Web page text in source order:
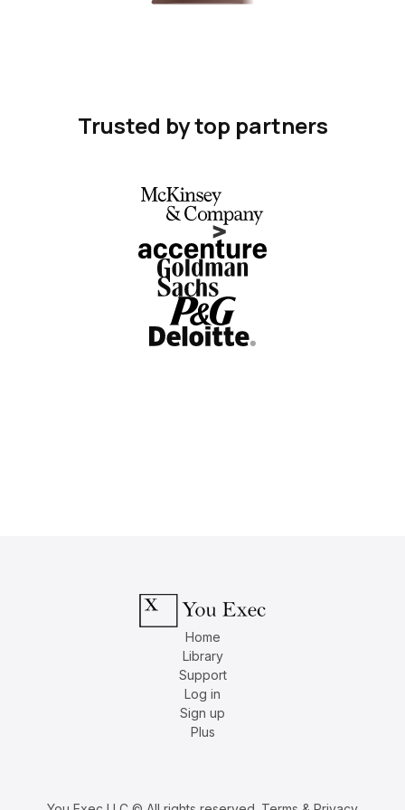
Trusted by top partners
Home
Library
Support
Log in
Sign up
Plus